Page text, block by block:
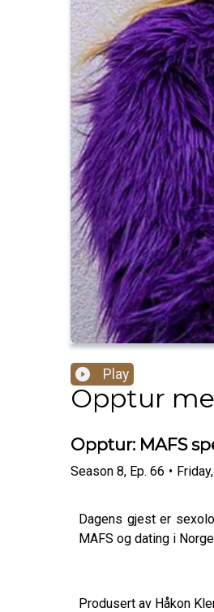
Play
Opptur
Opptur: MAFS
Season 8, Ep. 66 •
Dagens gjest er
MAFS og dating i
Produsert av Håkon